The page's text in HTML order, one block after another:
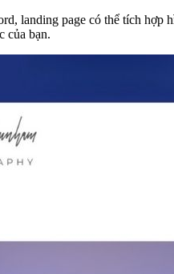
landing page có thể tích hợp
của bạn.